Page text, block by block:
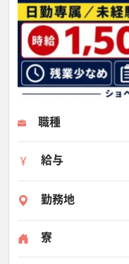
職種
給与
勤務地
寮